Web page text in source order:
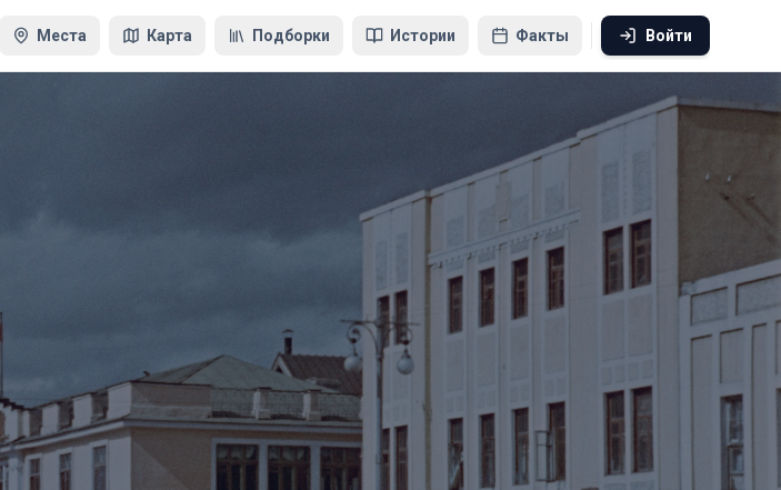
Места Карта Подборки Истории Факты Войти